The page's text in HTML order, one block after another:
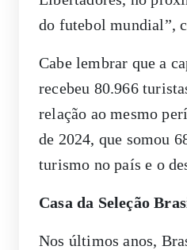
do futebol mundial”,
Cabe lembrar que a
recebeu 80.966
relação ao mesmo
de 2024, que somou
turismo no país e o
Casa da Seleção
Nos últimos anos,